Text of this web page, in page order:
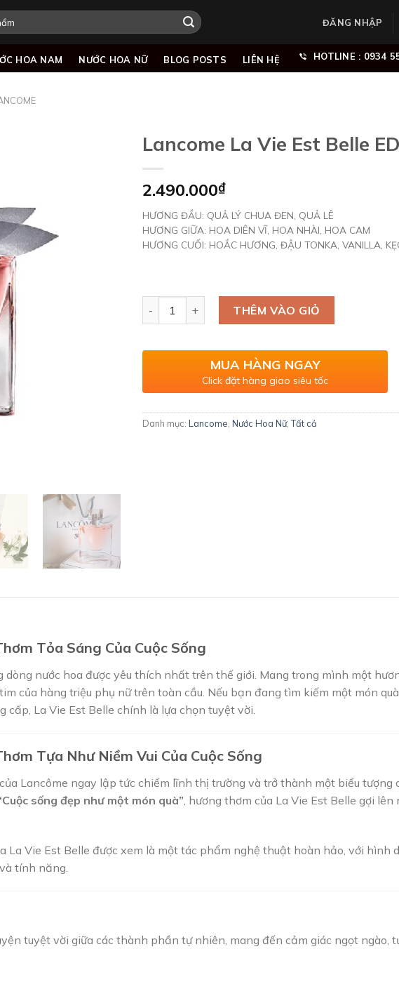
ĐĂNG NHẬP
HOA NAM NƯỚC HOA NỮ BLOG POSTS LIÊN HỆ HOTLINE : 0934
Lancome La Vie Est Belle
2.490.000₫
HƯƠNG ĐẦU: QUẢ LÝ CHUA ĐEN, QUẢ LÊ
HƯƠNG GIỮA: HOA DIÊN VĨ, HOA NHÀI, HOA CAM
HƯƠNG CUỐI: HOẮC HƯƠNG, ĐẬU TONKA, VANILLA,
Lancome La Vie Est Belle EDP số lượng
THÊM VÀO GIỎ
MUA HÀNG NGAY
Click đặt hàng giao siêu tốc
Danh mục: Lancome Nước Hoa Nữ,Tất cả
Tỏa Sáng Của Cuộc Sống
dòng nước hoa được yêu thích nhất trên thế giới. Mang trong mình một
của hàng triệu phụ nữ trên toàn cầu. Nếu bạn đang tìm kiếm một món
La Vie Est Belle chính là lựa chọn tuyệt vời.
Tựa Như Niềm Vui Của Cuộc Sống
của Lancôme ngay lập tức chiếm lĩnh thị trường và trở thành một biểu tượng
sống đẹp như một món quà” , hương thơm của La Vie Est Belle gợi
La Vie Est Belle được xem là một tác phẩm nghệ thuật hoàn hảo, với hình
tính năng.
tuyệt vời giữa các thành phần tự nhiên, mang đến cảm giác ngọt ngào,